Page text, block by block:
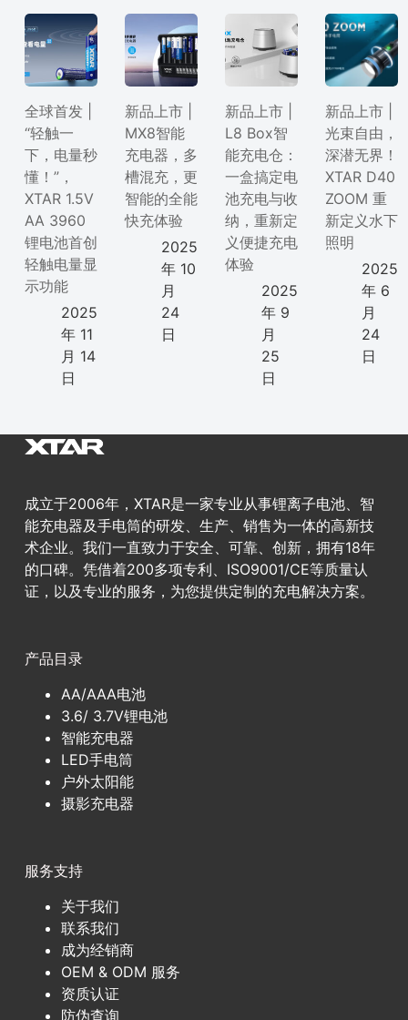
全球首发 |
“轻触一
下，电量秒
懂！”，
XTAR 1.5V
AA 3960
锂电池首创
轻触电量显
示功能
2025
年 11
月 14
日
新品上市 |
MX8智能
充电器，多
槽混充，更
智能的全能
快充体验
2025
年 10
月
24
日
新品上市 |
L8 Box智
能充电仓：
一盒搞定电
池充电与收
纳，重新定
义便捷充电
体验
2025
年 9
月
25
日
新品上市 |
光束自由，
深潜无界！
XTAR D40
ZOOM 重
新定义水下
照明
2025
年 6
月
24
日
成立于2006年，XTAR是一家专业从事锂离子电池、智
能充电器及手电筒的研发、生产、销售为一体的高新技
术企业。我们一直致力于安全、可靠、创新，拥有18年
的口碑。凭借着200多项专利、ISO9001/CE等质量认
证，以及专业的服务，为您提供定制的充电解决方案。
产品目录
AA/AAA电池
3.6/ 3.7V锂电池
智能充电器
LED手电筒
户外太阳能
摄影充电器
服务支持
关于我们
联系我们
成为经销商
OEM & ODM 服务
资质认证
防伪查询